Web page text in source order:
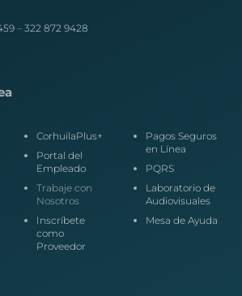
– 322 872 9428
CorhuilaPlus+
Portal del
Empleado
Trabaje con
Nosotros
Inscríbete
como
Proveedor
Pagos Seguros
en Línea
PQRS
Laboratorio de
Audiovisuales
Mesa de Ayuda